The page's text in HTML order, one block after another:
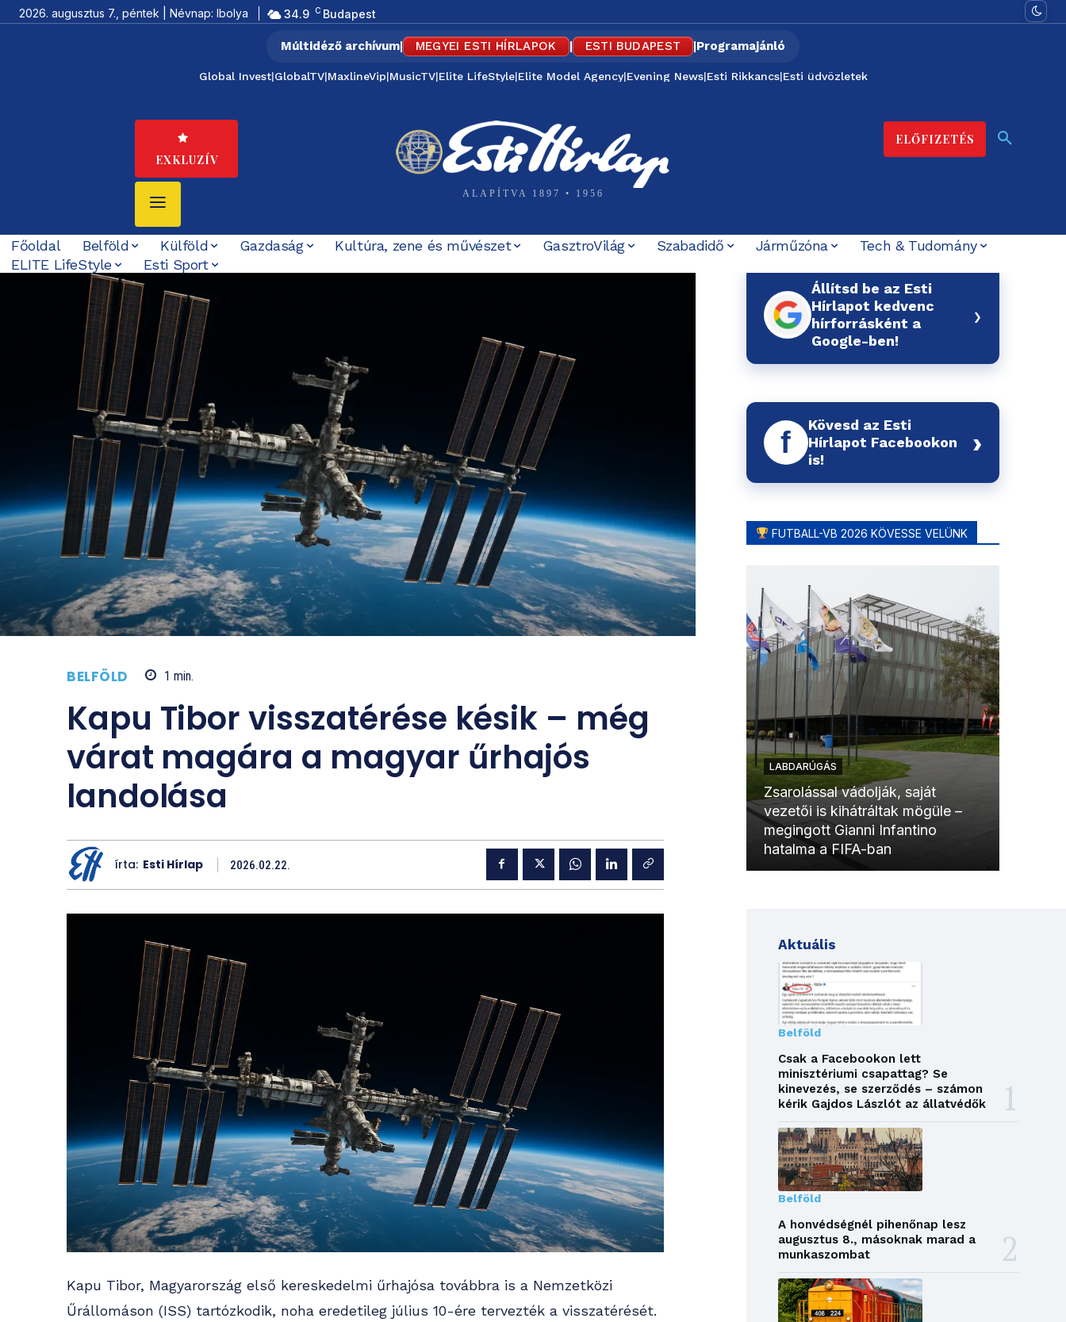
2026. augusztus 7., péntek | Névnap: Ibolya 34.9 C Budapest
Múltidéző archívum| MEGYEI ESTI HÍRLAPOK | ESTI BUDAPEST |Programajánló
Global Invest|GlobalTV|MaxlineVip|MusicTV|Elite LifeStyle|Elite Model Agency|Evening News|Esti Rikkancs|Esti üdvözletek
EXKLUZÍV
ALAPÍTVA 1897 • 1956
ELŐFIZETÉS
Főoldal Belföld Külföld Gazdaság Kultúra, zene és művészet GasztroVilág Szabadidő Járműzóna
Tech & Tudomány
ELITE LifeStyle
Esti Sport
BELFÖLD 1 min.
Kapu Tibor visszatérése késik – még
várat magára a magyar űrhajós
landolása
írta: Esti Hírlap 2026.02.22.
Kapu Tibor, Magyarország első kereskedelmi űrhajósa továbbra is a Nemzetközi
Űrállomáson (ISS) tartózkodik, noha eredetileg július 10-ére tervezték a visszatérését.
Állítsd be az Esti
Hírlapot kedvenc
hírforrásként a
Google-ben!
›
f
Kövesd az Esti
Hírlapot Facebookon
is!
›
FUTBALL-VB 2026 KÖVESSE VELÜNK
LABDARÚGÁS
Zsarolással vádolják, saját
vezetői is kihátráltak mögüle –
megingott Gianni Infantino
hatalma a FIFA-ban
Aktuális
Belföld
Csak a Facebookon lett
minisztériumi csapattag? Se
kinevezés, se szerződés – számon
kérik Gajdos Lászlót az állatvédők
Belföld
A honvédségnél pihenőnap lesz
augusztus 8., másoknak marad a
munkaszombat